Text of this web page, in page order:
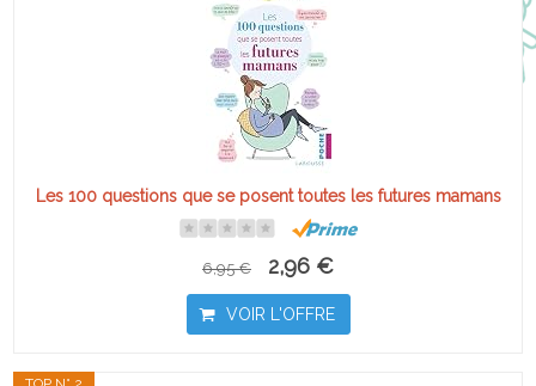
Les 100 questions que se posent toutes les futures mamans
6,95 € 2,96 €
VOIR L'OFFRE